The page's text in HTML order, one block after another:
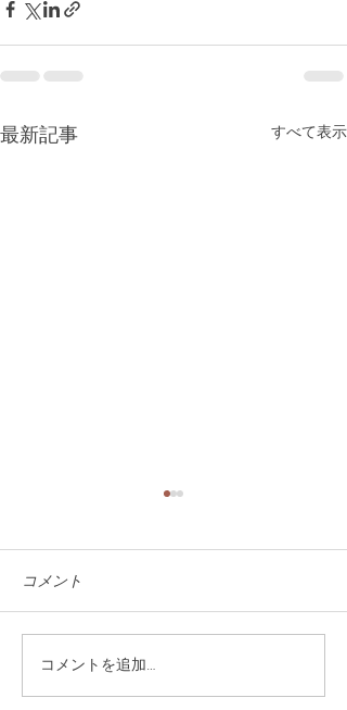
最新記事 すべて表示
『ながさきプレス』4月号
に載ってます
コメント
コメントを追加…